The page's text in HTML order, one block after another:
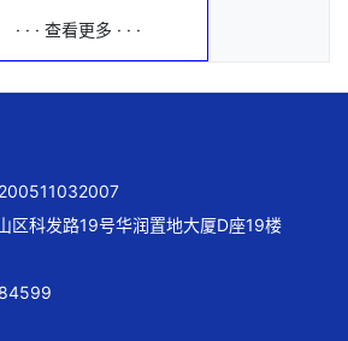
· · · 查看更多 · · ·
区科发路19号华润置地大厦D座19楼